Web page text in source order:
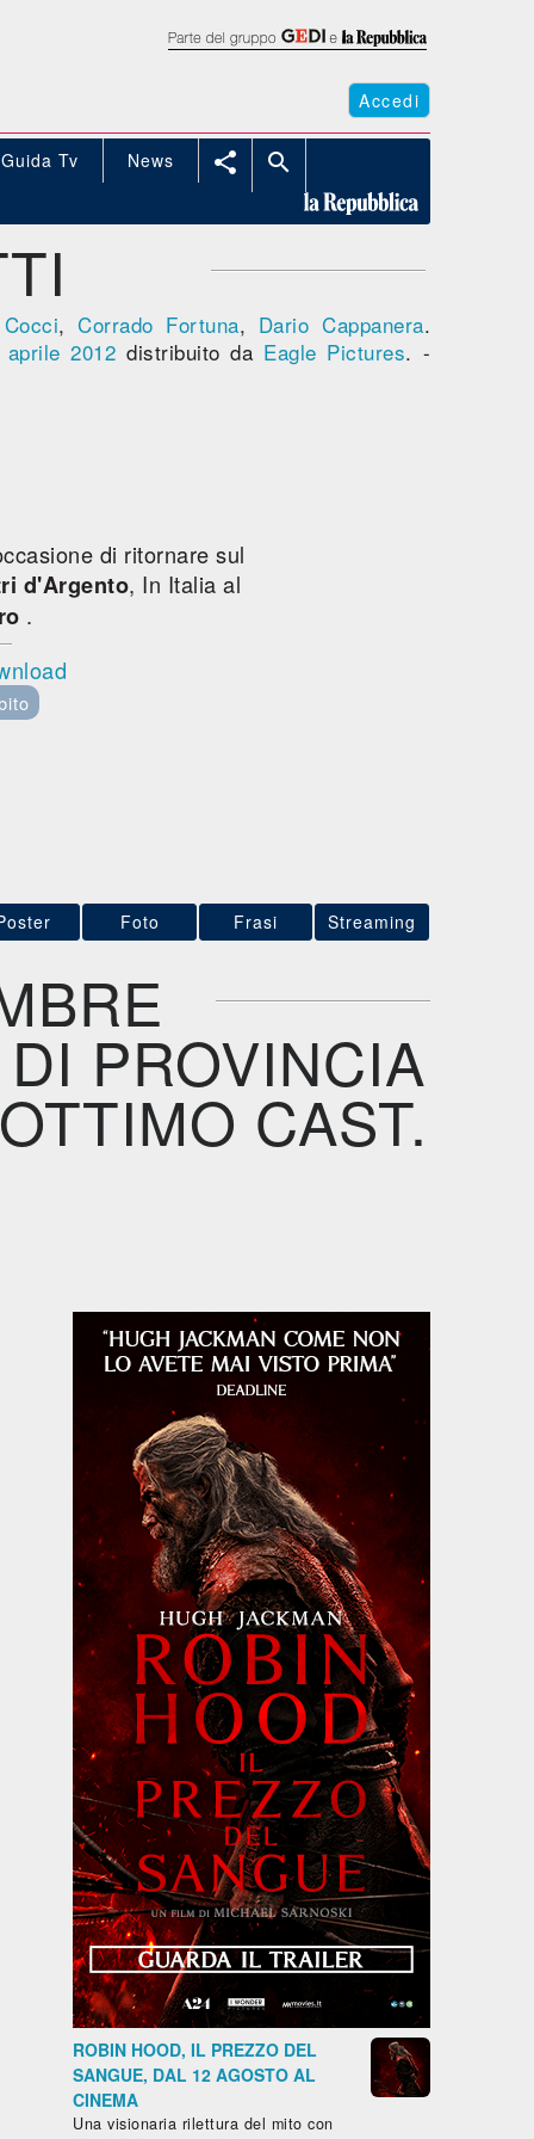
Accedi
Guida Tv News  
,Corrado Fortuna, Dario Cappanera.
aprile 2012 distribuito da Eagle Pictures. -
di ritornare sul
d'Argento, In Italia al
.
Foto Frasi Streaming
PROVINCIA
CAST.
ROBIN HOOD, IL PREZZO DEL
SANGUE, DAL 12 AGOSTO AL
CINEMA
Una visionaria rilettura del mito con